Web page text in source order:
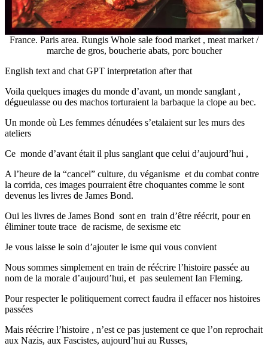
France. Paris area. Rungis Whole sale food market , meat market /
marche de gros, boucherie abats, porc boucher
English text and chat GPT interpretation after that
Voila quelques images du monde d’avant, un monde sanglant ,
dégueulasse ou des machos torturaient la barbaque la clope au bec.
Un monde où Les femmes dénudées s’etalaient sur les murs des
ateliers
Ce monde d’avant était il plus sanglant que celui d’aujourd’hui ,
A l’heure de la “cancel” culture, du véganisme et du combat contre
la corrida, ces images pourraient être choquantes comme le sont
devenus les livres de James Bond.
Oui les livres de James Bond sont en train d’être réécrit, pour en
éliminer toute trace de racisme, de sexisme etc
Je vous laisse le soin d’ajouter le isme qui vous convient
Nous sommes simplement en train de réécrire l’histoire passée au
nom de la morale d’aujourd’hui, et pas seulement Ian Fleming.
Pour respecter le politiquement correct faudra il effacer nos histoires
passées
Mais réécrire l’histoire , n’est ce pas justement ce que l’on reprochait
aux Nazis, aux Fascistes, aujourd’hui au Russes,